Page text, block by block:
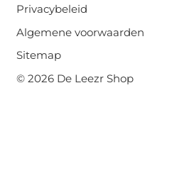
Privacybeleid
Algemene voorwaarden
Sitemap
© 2026 De Leezr Shop